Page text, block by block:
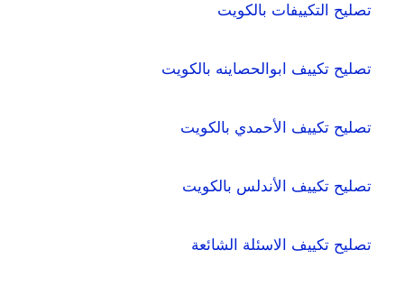
تصليح التكييفات بالكويت
تصليح تكييف ابوالحصاينه بالكويت
تصليح تكييف الأحمدي بالكويت
تصليح تكييف الأندلس بالكويت
تصليح تكييف الاسئلة الشائعة